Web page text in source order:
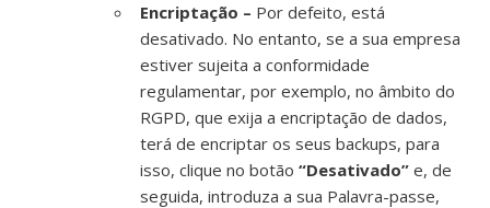
Encriptação – Por defeito, está
desativado. No entanto, se a sua empresa
estiver sujeita a conformidade
regulamentar, por exemplo, no âmbito do
RGPD, que exija a encriptação de dados,
terá de encriptar os seus backups, para
isso, clique no botão “Desativado” e, de
seguida, introduza a sua Palavra-passe,